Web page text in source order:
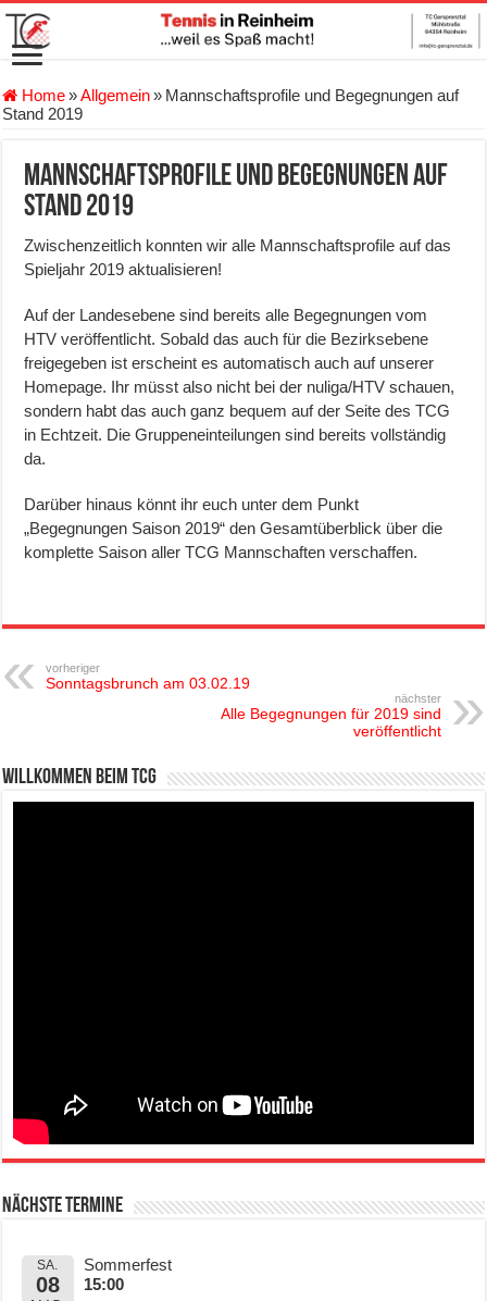
Home»Allgemein» Mannschaftsprofile und Begegnungen auf
Stand 2019
Mannschaftsprofile und Begegnungen auf
Stand 2019
Zwischenzeitlich konnten wir alle Mannschaftsprofile auf das
Spieljahr 2019 aktualisieren!
Auf der Landesebene sind bereits alle Begegnungen vom
HTV veröffentlicht. Sobald das auch für die Bezirksebene
freigegeben ist erscheint es automatisch auch auf unserer
Homepage. Ihr müsst also nicht bei der nuliga/HTV schauen,
sondern habt das auch ganz bequem auf der Seite des TCG
in Echtzeit. Die Gruppeneinteilungen sind bereits vollständig
da.
Darüber hinaus könnt ihr euch unter dem Punkt
„Begegnungen Saison 2019“ den Gesamtüberblick über die
komplette Saison aller TCG Mannschaften verschaffen.
vorheriger
Sonntagsbrunch am 03.02.19
nächster
Alle Begegnungen für 2019 sind
veröffentlicht
Willkommen beim TCG
Nächste Termine
SA.
08
Sommerfest
15:00